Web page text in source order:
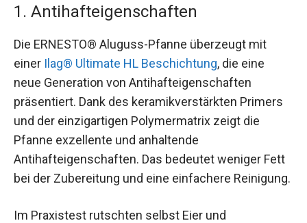
1. Antihafteigenschaften
Die ERNESTO® Aluguss-Pfanne überzeugt mit
einer Ilag® Ultimate HL Beschichtung, die eine
neue Generation von Antihafteigenschaften
präsentiert. Dank des keramikverstärkten Primers
und der einzigartigen Polymermatrix zeigt die
Pfanne exzellente und anhaltende
Antihafteigenschaften. Das bedeutet weniger Fett
bei der Zubereitung und eine einfachere Reinigung.
Im Praxistest rutschten selbst Eier und